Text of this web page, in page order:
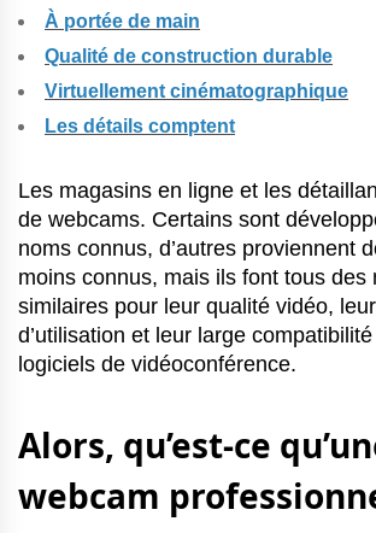
À portée de main
Qualité de construction durable
Virtuellement cinématographique
Les détails comptent
Les magasins en ligne et les
de webcams. Certains sont
noms connus, d’autres proviennent
moins connus, mais ils font tous des
similaires pour leur qualité vidéo,
d’utilisation et leur large
logiciels de vidéoconférence.
Alors, qu’est-ce
webcam